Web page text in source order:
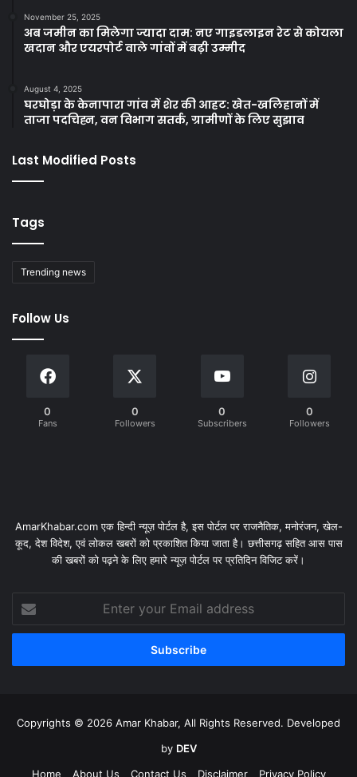
November 25, 2025
अब जमीन का मिलेगा ज्यादा दाम: नए गाइडलाइन रेट से कोयला
खदान और एयरपोर्ट वाले गांवों में बढ़ी उम्मीद
August 4, 2025
घरघोड़ा के केनापारा गांव में शेर की आहट: खेत-खलिहानों में
ताजा पदचिह्न, वन विभाग सतर्क, ग्रामीणों के लिए सुझाव
Last Modified Posts
Tags
Trending news
Follow Us
0
Fans
0
Followers
0
Subscribers
0
Followers
AmarKhabar.com एक हिन्दी न्यूज़ पोर्टल है, इस पोर्टल पर राजनैतिक, मनोरंजन, खेल-
कूद, देश विदेश, एवं लोकल खबरों को प्रकाशित किया जाता है। छत्तीसगढ़ सहित आस पास
की खबरों को पढ़ने के लिए हमारे न्यूज़ पोर्टल पर प्रतिदिन विजिट करें।
your
Email
Copyrights © 2026 Amar Khabar, All Rights Reserved. Developed
by DEV
Home
About Us Contact Us Disclaimer Privacy Policy